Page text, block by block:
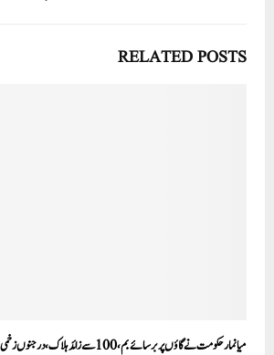
RELATED POSTS
میانمار حکومت نے گاؤں پر برسائے بم،100سے زائد ہلاک،درجنوں زخمی